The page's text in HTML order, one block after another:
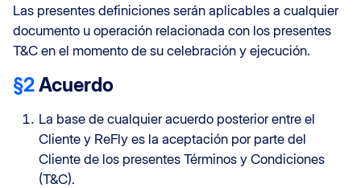
Las presentes definiciones serán aplicables a cualquier
documento u operación relacionada con los presentes
T&C en el momento de su celebración y ejecución.
§2Acuerdo
La base de cualquier acuerdo posterior entre el
Cliente y ReFly es la aceptación por parte del
Cliente de los presentes Términos y Condiciones
(T&C).